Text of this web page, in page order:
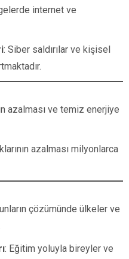
internet ve
: Siber saldırılar ve kişisel
azalması ve temiz enerjiye
azalması milyonlarca
çözümünde ülkeler ve
: Eğitim yoluyla bireyler ve